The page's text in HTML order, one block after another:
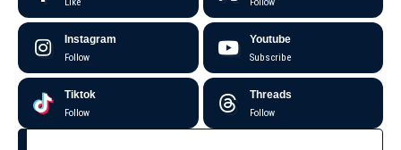
Instagram
Follow
Youtube
Subscribe
Tiktok
Follow
Threads
Follow